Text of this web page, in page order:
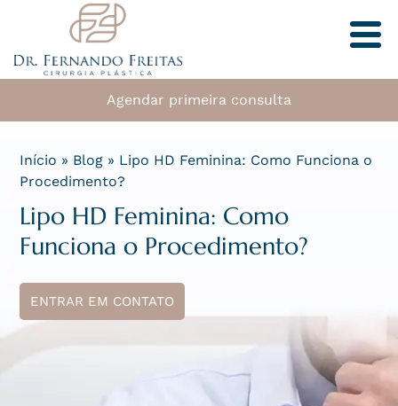
Agendar primeira consulta
Início » Blog » Lipo HD Feminina: Como Funciona o
Procedimento?
Lipo HD Feminina: Como
Funciona o Procedimento?
ENTRAR EM CONTATO